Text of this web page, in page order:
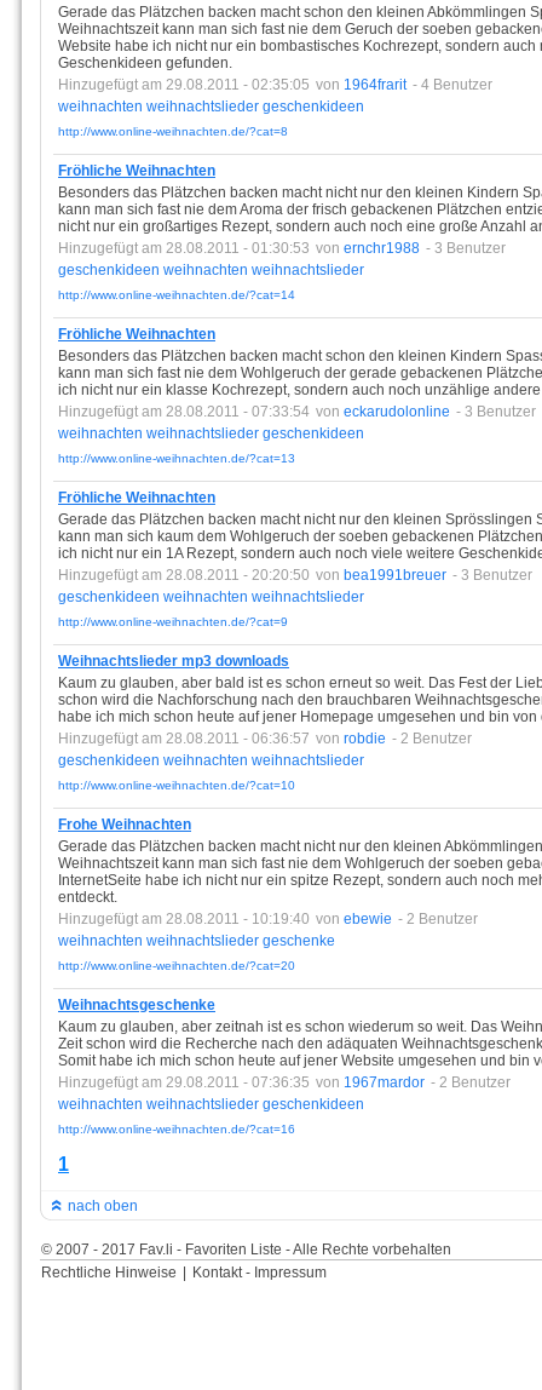
Gerade das Plätzchen backen macht schon den kleinen Abkömmlingen
Weihnachtszeit kann man sich fast nie dem Geruch der soeben
Website habe ich nicht nur ein bombastisches Kochrezept, sondern
Geschenkideen gefunden.
Hinzugefügt am 29.08.2011 - 02:35:05 von 1964frarit - 4 Benutzer
weihnachten weihnachtslieder geschenkideen
http://www.online-weihnachten.de/?cat=8
Fröhliche Weihnachten
Besonders das Plätzchen backen macht nicht nur den kleinen Kindern
kann man sich fast nie dem Aroma der frisch gebackenen Plätzchen
nicht nur ein großartiges Rezept, sondern auch noch eine große Anzahl
Hinzugefügt am 28.08.2011 - 01:30:53 von ernchr1988 - 3 Benutzer
geschenkideen weihnachten weihnachtslieder
http://www.online-weihnachten.de/?cat=14
Fröhliche Weihnachten
Besonders das Plätzchen backen macht schon den kleinen Kindern
kann man sich fast nie dem Wohlgeruch der gerade gebackenen
ich nicht nur ein klasse Kochrezept, sondern auch noch unzählige
Hinzugefügt am 28.08.2011 - 07:33:54 von eckarudolonline - 3 Benutzer
weihnachten weihnachtslieder geschenkideen
http://www.online-weihnachten.de/?cat=13
Fröhliche Weihnachten
Gerade das Plätzchen backen macht nicht nur den kleinen Sprösslingen
kann man sich kaum dem Wohlgeruch der soeben gebackenen
ich nicht nur ein 1A Rezept, sondern auch noch viele weitere
Hinzugefügt am 28.08.2011 - 20:20:50 von bea1991breuer - 3 Benutzer
geschenkideen weihnachten weihnachtslieder
http://www.online-weihnachten.de/?cat=9
Weihnachtslieder mp3 downloads
Kaum zu glauben, aber bald ist es schon erneut so weit. Das Fest der
schon wird die Nachforschung nach den brauchbaren
habe ich mich schon heute auf jener Homepage umgesehen und bin
Hinzugefügt am 28.08.2011 - 06:36:57 von robdie - 2 Benutzer
geschenkideen weihnachten weihnachtslieder
http://www.online-weihnachten.de/?cat=10
Frohe Weihnachten
Gerade das Plätzchen backen macht nicht nur den kleinen
Weihnachtszeit kann man sich fast nie dem Wohlgeruch der soeben
InternetSeite habe ich nicht nur ein spitze Rezept, sondern auch noch
entdeckt.
Hinzugefügt am 28.08.2011 - 10:19:40 von ebewie - 2 Benutzer
weihnachten weihnachtslieder geschenke
http://www.online-weihnachten.de/?cat=20
Weihnachtsgeschenke
Kaum zu glauben, aber zeitnah ist es schon wiederum so weit. Das
Zeit schon wird die Recherche nach den adäquaten
Somit habe ich mich schon heute auf jener Website umgesehen und bin
Hinzugefügt am 29.08.2011 - 07:36:35 von 1967mardor - 2 Benutzer
weihnachten weihnachtslieder geschenkideen
http://www.online-weihnachten.de/?cat=16
1
nach oben
© 2007 - 2017 Fav.li - Favoriten Liste - Alle Rechte vorbehalten
Rechtliche Hinweise
Kontakt - Impressum